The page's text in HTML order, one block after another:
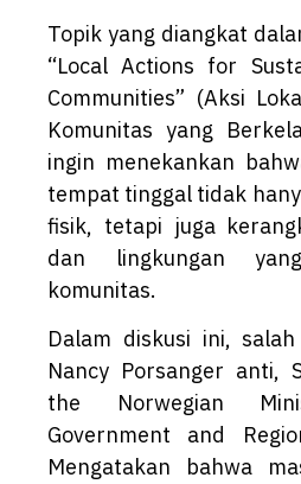
Topik yang diangkat
“Local Actions for
Communities” (Aksi
Komunitas yang
ingin menekankan
tempat tinggal tidak
fisik, tetapi juga
dan lingkungan
komunitas.
Dalam diskusi ini,
Nancy Porsanger anti,
the Norwegian
Government and
Mengatakan bahwa